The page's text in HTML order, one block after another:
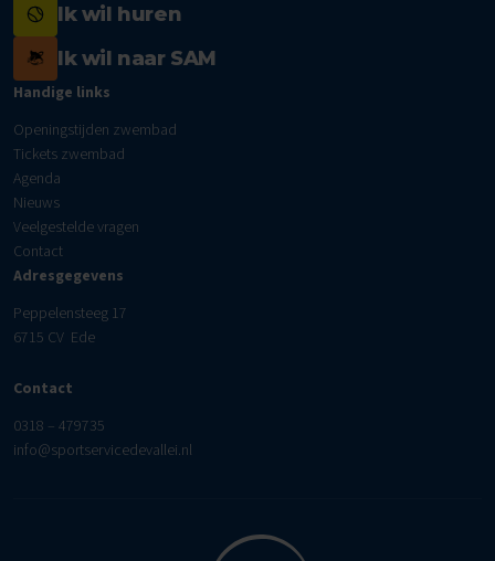
Ik wil huren
Ik wil naar SAM
Handige links
Openingstijden zwembad
Tickets zwembad
Agenda
Nieuws
Veelgestelde vragen
Contact
Adresgegevens
Peppelensteeg 17
6715 CV Ede
Contact
0318 – 479735
info@sportservicedevallei.nl